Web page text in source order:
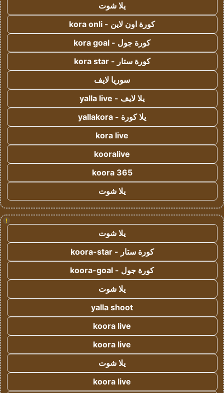
يلا شوت
كورة اون لاين - kora onli
كورة جول - kora goal
كورة ستار - kora star
سوريا لايف
يلا لايف - yalla live
يلا كورة - yallakora
kora live
kooralive
koora 365
يلا شوت
!
يلا شوت
كورة ستار - koora-star
كورة جول - koora-goal
يلا شوت
yalla shoot
koora live
koora live
يلا شوت
koora live